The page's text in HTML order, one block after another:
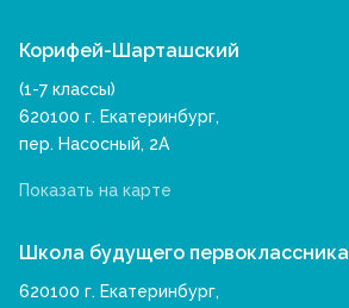
Корифей-Шарташский
(1-7 классы)
620100 г. Екатеринбург,
пер. Насосный, 2А
Показать на карте
Школа будущего первоклассника
620100 г. Екатеринбург,